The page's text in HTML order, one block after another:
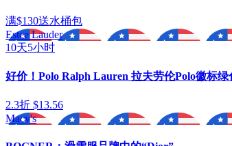
满$130送水桶包
Estee Lauder
10天5小时
好价！Polo Ralph Lauren 拉夫劳伦Polo徽标绿
2.3折 $13.56
Macy's